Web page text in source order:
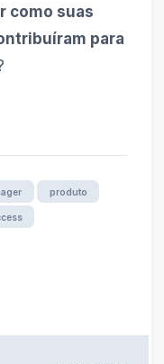
como suas
para
produto